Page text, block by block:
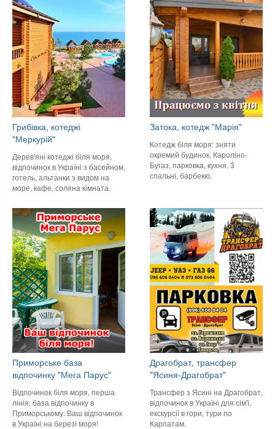
Грибівка, котеджі
"Меркурій"
Дерев'яні котеджі біля моря,
відпочинок в Україні з басейном,
готель, альтанки з видом на
море, кафе, соляна кімната.
Затока, котедж "Марія"
Котедж біля моря: зняти
окремий будинок, Кароліно-
Бугаз, парковка, кухня, 3
спальні, барбекю.
Приморське база
відпочинку "Мега Парус"
Відпочинок біля моря, перша
лінія, база відпочинку в
Приморському. Ваш відпочинок
в Україні на березі моря!
Драгобрат, трансфер
"Ясиня-Драгобрат"
Трансфер з Ясині на Драгобрат,
відпочинок в Україні для сім'ї,
екскурсії в гори, тури по
Карпатам.